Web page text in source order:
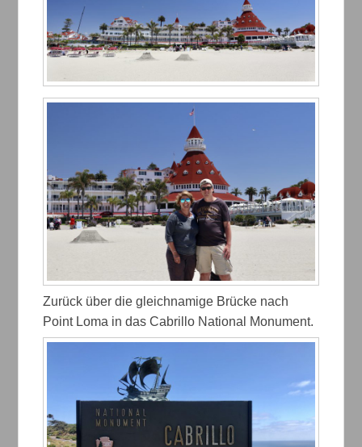
Zurück über die gleichnamige Brücke nach
Point Loma in das Cabrillo National Monument.